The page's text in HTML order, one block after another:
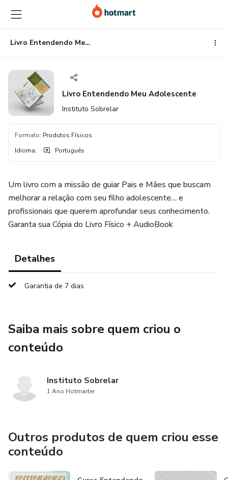
para
o
conteúdo
principal
para
o
pagamento
para
o
rodapé
Livro Entendendo Meu Adolescente
Livro Entendendo Meu Adolescente
Instituto Sobrelar
Formato: Produtos Físicos
Idioma: Português
Um livro com a missão de guiar Pais e Mães que buscam
melhorar a relação com seu filho adolescente… e
profissionais que querem aprofundar seus conhecimento.
Garanta sua Cópia do Livro Físico + AudioBook
Detalhes
Garantia de 7 dias
Saiba mais sobre quem criou o
conteúdo
Instituto Sobrelar
1 Ano Hotmarter
Outros produtos de quem criou esse
conteúdo